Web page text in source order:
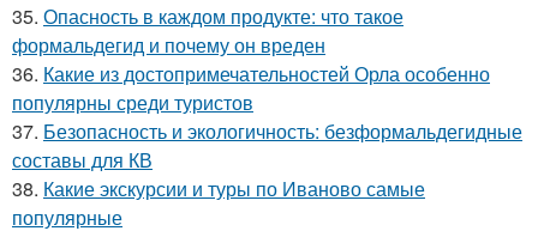
35. Опасность в каждом продукте: что такое
формальдегид и почему он вреден
36. Какие из достопримечательностей Орла особенно
популярны среди туристов
37. Безопасность и экологичность: безформальдегидные
составы для КВ
38. Какие экскурсии и туры по Иваново самые
популярные